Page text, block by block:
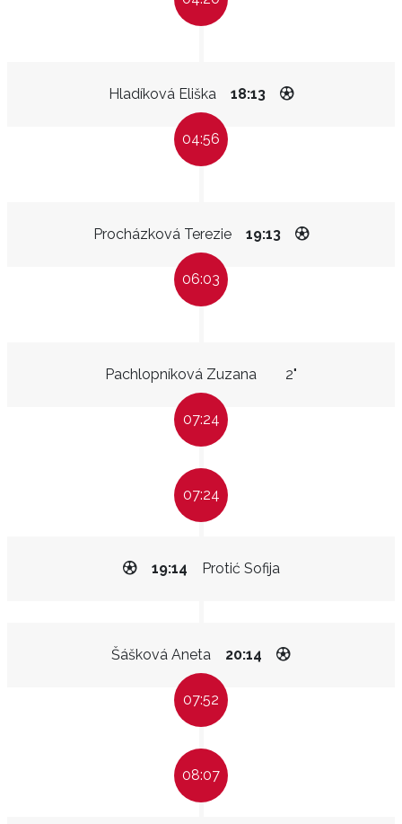
Hladíková Eliška 18:13
04:56
Procházková Terezie 19:13
06:03
Pachlopníková Zuzana 2"
07:24
07:24
Protić Sofija
19:14
Šášková Aneta 20:14
07:52
08:07